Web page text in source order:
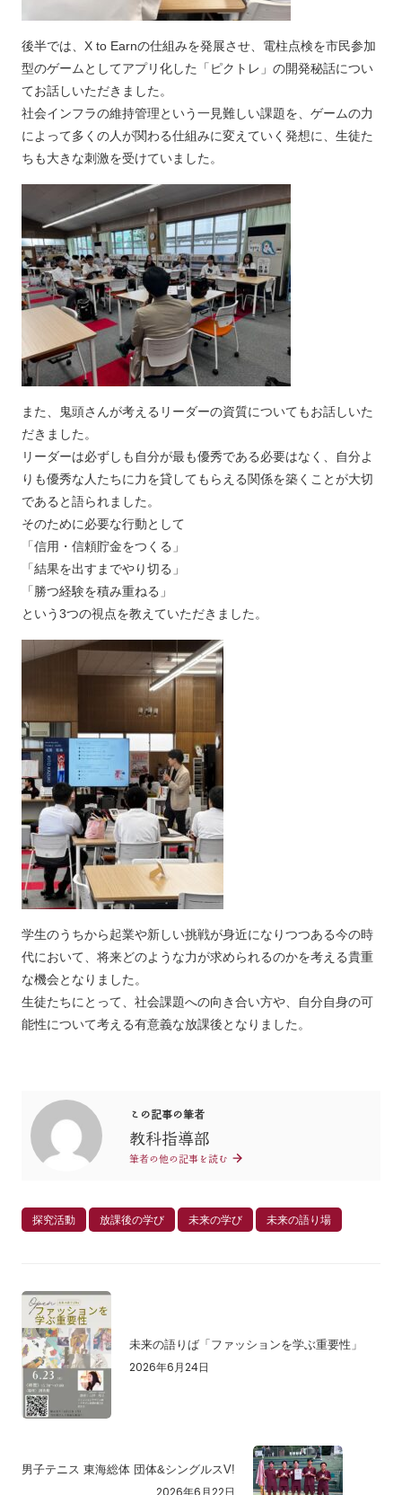
後半では、X to Earnの仕組みを発展させ、電柱点検を市民参加
型のゲームとしてアプリ化した「ピクトレ」の開発秘話につい
てお話しいただきました。
社会インフラの維持管理という一見難しい課題を、ゲームの力
によって多くの人が関わる仕組みに変えていく発想に、生徒た
ちも大きな刺激を受けていました。
また、鬼頭さんが考えるリーダーの資質についてもお話しいた
だきました。
リーダーは必ずしも自分が最も優秀である必要はなく、自分よ
りも優秀な人たちに力を貸してもらえる関係を築くことが大切
であると語られました。
そのために必要な行動として
「信用・信頼貯金をつくる」
「結果を出すまでやり切る」
「勝つ経験を積み重ねる」
という3つの視点を教えていただきました。
学生のうちから起業や新しい挑戦が身近になりつつある今の時
代において、将来どのような力が求められるのかを考える貴重
な機会となりました。
生徒たちにとって、社会課題への向き合い方や、自分自身の可
能性について考える有意義な放課後となりました。
この記事の筆者
教科指導部
筆者の他の記事を読む
探究活動 放課後の学び 未来の学び 未来の語り場
未来の語りば「ファッションを学ぶ重要性」
2026年6月24日
男子テニス 東海総体 団体&シングルスV!